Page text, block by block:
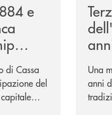
e
di Cassa
del
Una
anni